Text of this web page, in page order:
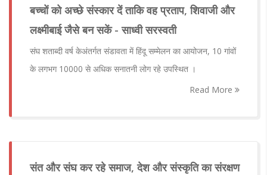
बच्चों को अच्छे संस्कार दें ताकि वह प्रताप, शिवाजी और
लक्ष्मीबाई जैसे बन सकें - साध्वी सरस्वती
संघ शताब्दी वर्ष केअंतर्गत संडावता में हिंदू सम्मेलन का आयोजन, 10 गांवों
के लगभग 10000 से अधिक सनातनी लोग रहे उपस्थित ।
Read More
संत और संघ कर रहे समाज, देश और संस्कृति का संरक्षण